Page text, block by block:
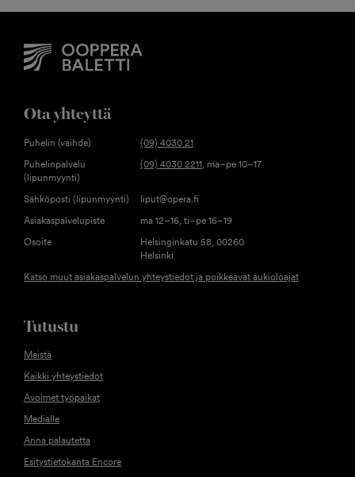
Ota yhteyttä
Puhelin (vaihde)
(09) 4030 21
Puhelinpalvelu
(lipunmyynti)
(09) 4030 2211, ma–pe 10–17
Sähköposti (lipunmyynti)
liput@opera.fi
Asiakaspalvelupiste
ma 12–16, ti–pe 16–19
Osoite
Helsinginkatu 58, 00260
Helsinki
Katso muut asiakaspalvelun yhteystiedot ja poikkeavat aukioloajat
Tutustu
Meistä
Kaikki yhteystiedot
Avoimet työpaikat
Medialle
Anna palautetta
Esitystietokanta Encore